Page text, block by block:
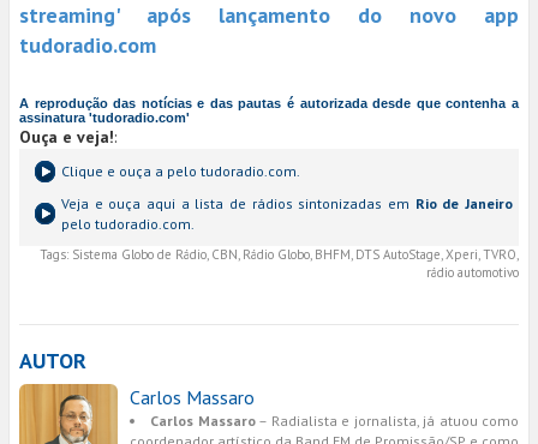
streaming' após lançamento do novo app
tudoradio.com
A reprodução das notícias e das pautas é autorizada desde que contenha a
assinatura 'tudoradio.com'
Ouça e veja!:
Clique e ouça a pelo tudoradio.com.
Veja e ouça aqui a lista de rádios sintonizadas em Rio de Janeiro
pelo tudoradio.com.
Tags: Sistema Globo de Rádio, CBN, Rádio Globo, BHFM, DTS AutoStage, Xperi, TVRO,
rádio automotivo
AUTOR
Carlos Massaro
Carlos Massaro– Radialista e jornalista, já atuou como